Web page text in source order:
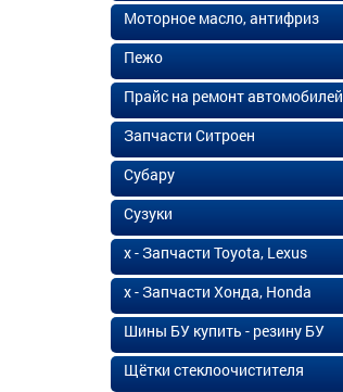
Моторное масло, антифриз
Пежо
Прайс на ремонт автомобилей
Запчасти Ситроен
Субару
Сузуки
х - Запчасти Toyota, Lexus
х - Запчасти Хонда, Honda
Шины БУ купить - резину БУ
Щётки стеклоочистителя